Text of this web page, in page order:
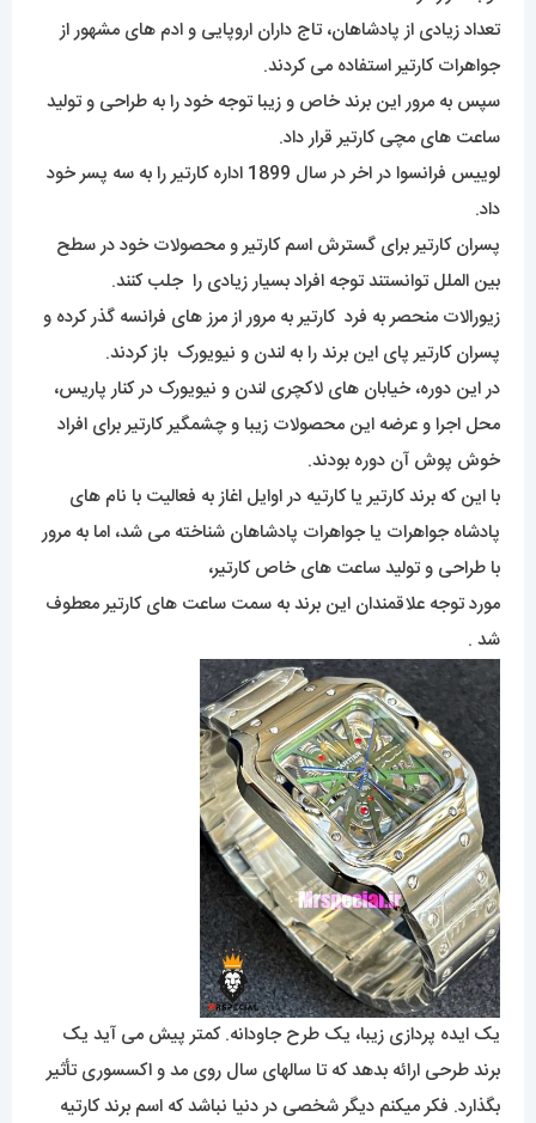
تعداد زیادی از پادشاهان، تاج داران اروپایی و ادم های مشهور از
جواهرات کارتیر استفاده می کردند.
سپس به مرور این برند خاص و زیبا توجه خود را به طراحی و تولید
ساعت های مچی کارتیر قرار داد.
لوییس فرانسوا در اخر در سال 1899 اداره کارتیر را به سه پسر خود
داد.
پسران کارتیر برای گسترش اسم کارتیر و محصولات خود در سطح
بین الملل توانستند توجه افراد بسیار زیادی را جلب کنند.
زیورالات منحصر به فرد کارتیر به مرور از مرز های فرانسه گذر کرده و
پسران کارتیر پای این برند را به لندن و نیویورک باز کردند.
در این دوره، خیابان های لاکچری لندن و نیویورک در کنار پاریس،
محل اجرا و عرضه این محصولات زیبا و چشمگیر کارتیر برای افراد
خوش پوش آن دوره بودند.
با این که برند کارتیر یا کارتیه در اوایل اغاز به فعالیت با نام های
پادشاه جواهرات یا جواهرات پادشاهان شناخته می شد، اما به مرور
با طراحی و تولید ساعت های خاص کارتیر،
مورد توجه علاقمندان این برند به سمت ساعت های کارتیر معطوف
شد .
یک ایده پردازی زیبا، یک طرح جاودانه. کمتر پیش می آید یک
برند طرحی ارائه بدهد که تا سالهای سال روی مد و اکسسوری تأثیر
بگذارد. فکر میکنم دیگر شخصی در دنیا نباشد که اسم برند کارتیه